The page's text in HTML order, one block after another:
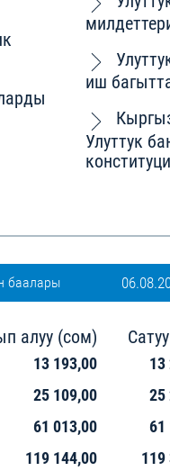
иш
Улуттук
баалары
алуу (сом)
13 193,00
13
25 109,00
25
61 013,00
61
119 144,00
119